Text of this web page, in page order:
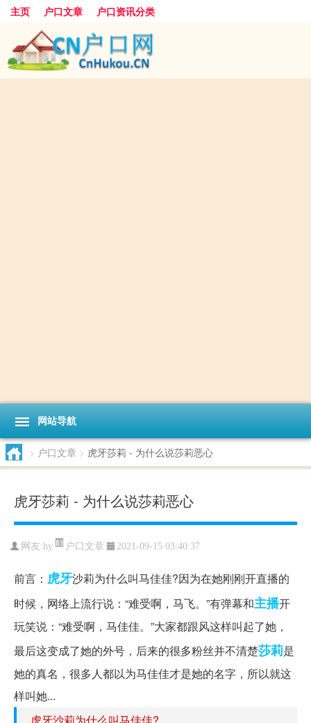
主页 户口文章 户口资讯分类
网站导航
> 户口文章 > 虎牙莎莉 - 为什么说莎莉恶心
虎牙莎莉 - 为什么说莎莉恶心
网友:hy 户口文章 2021-09-15 03:40:37
前言： 虎牙沙莉为什么叫马佳佳?因为在她刚刚开直播的
时候，网络上流行说：“难受啊，马飞。”有弹幕和主播开
玩笑说：“难受啊，马佳佳。”大家都跟风这样叫起了她，
最后这变成了她的外号，后来的很多粉丝并不清楚莎莉是
她的真名，很多人都以为马佳佳才是她的名字，所以就这
样叫她...
虎牙沙莉为什么叫马佳佳?